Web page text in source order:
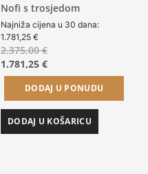
Nofi s trosjedom
Najniža cijena u 30 dana:
1.781,25 €
2.375,00€
1.781,25 €
DODAJ U PONUDU
DODAJ U KOŠARICU